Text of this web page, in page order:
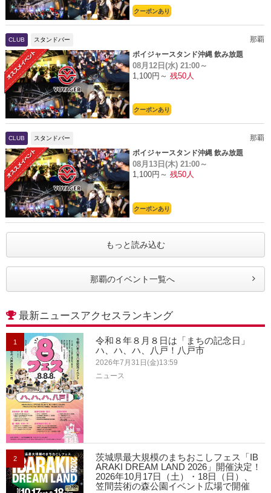
クーポンあり
CLUB スタンドバー
那覇
ボイジャースタンド沖縄 飲み放題
08月12日(水) 21:00～
1,100円～ 残50人
クーポンあり
CLUB スタンドバー
那覇
ボイジャースタンド沖縄 飲み放題
08月13日(木) 21:00～
1,100円～ 残50人
クーポンあり
もっと読み込む
那覇のイベント一覧へ
最新ニュースアクセスランキング
1
令和８年８月８日は「まちの記念日」
ハ、ハ、ハ、八戸！八戸市
2026年7月31日(金)13:59
ニュース
2
茨城県最大規模のまちおこしフェス「IB
ARAKI DREAM LAND 2026」開催決定！
2026年10月17日（土）・18日（日）、
笠間芸術の森公園イベント広場で開催